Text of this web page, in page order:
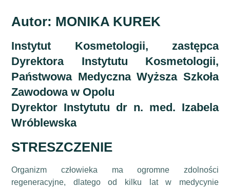
Autor: MONIKA KUREK
Instytut Kosmetologii, zastępca
Dyrektora Instytutu Kosmetologii,
Państwowa Medyczna Wyższa Szkoła
Zawodowa w Opolu
Dyrektor Instytutu dr n. med. Izabela
Wróblewska
STRESZCZENIE
Organizm człowieka ma ogromne zdolności
regeneracyjne, dlatego od kilku lat w medycynie